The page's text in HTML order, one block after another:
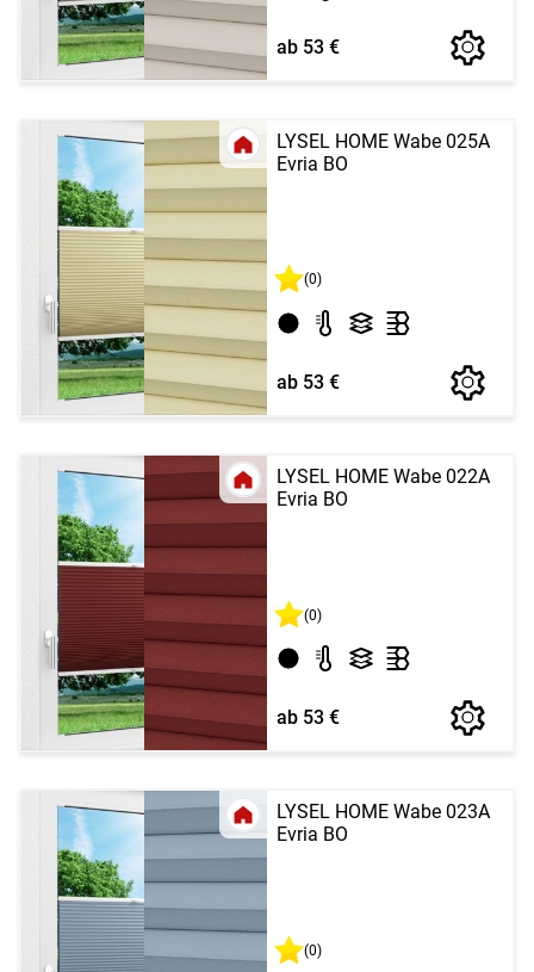
ab 53 €
LYSEL HOME Wabe 025A
Evria BO
(0)
ab 53 €
LYSEL HOME Wabe 022A
Evria BO
(0)
ab 53 €
LYSEL HOME Wabe 023A
Evria BO
(0)